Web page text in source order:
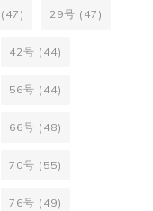
(47) 29号 (47)
42号 (44)
56号 (44)
66号 (48)
70号 (55)
76号 (49)